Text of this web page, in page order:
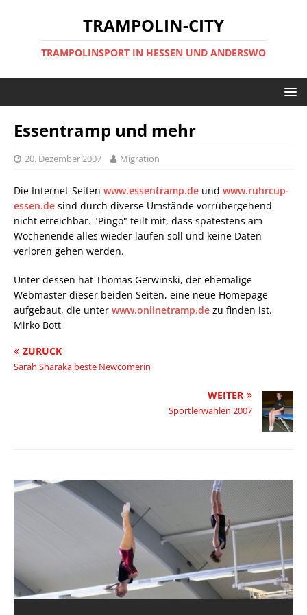
TRAMPOLIN-CITY
TRAMPOLINSPORT IN HESSEN UND ANDERSWO
Essentramp und mehr
20. Dezember 2007 Migration
Die Internet-Seiten www.essentramp.de und www.ruhrcup-
essen.de sind durch diverse Umstände vorrübergehend
nicht erreichbar. "Pingo" teilt mit, dass spätestens am
Wochenende alles wieder laufen soll und keine Daten
verloren gehen werden.
Unter dessen hat Thomas Gerwinski, der ehemalige
Webmaster dieser beiden Seiten, eine neue Homepage
aufgebaut, die unter www.onlinetramp.de zu finden ist.
Mirko Bott
ZURÜCK
Sarah Sharaka beste Newcomerin
WEITER
Sportlerwahlen 2007